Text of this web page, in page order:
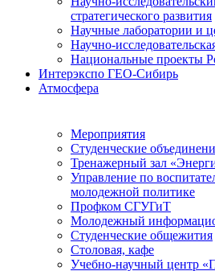
стратегического развития
Научные лаборатории и
Научно-
Национальные проекты
Интерэкспо ГЕО-Сибирь
Атмосфера
Мероприятия
Студенческие
Тренажерный зал
Управление по
молодежной политике
Профком СГУГиТ
Молодежный
Студенческие общежития
Столовая, кафе
Учебно-научный центр